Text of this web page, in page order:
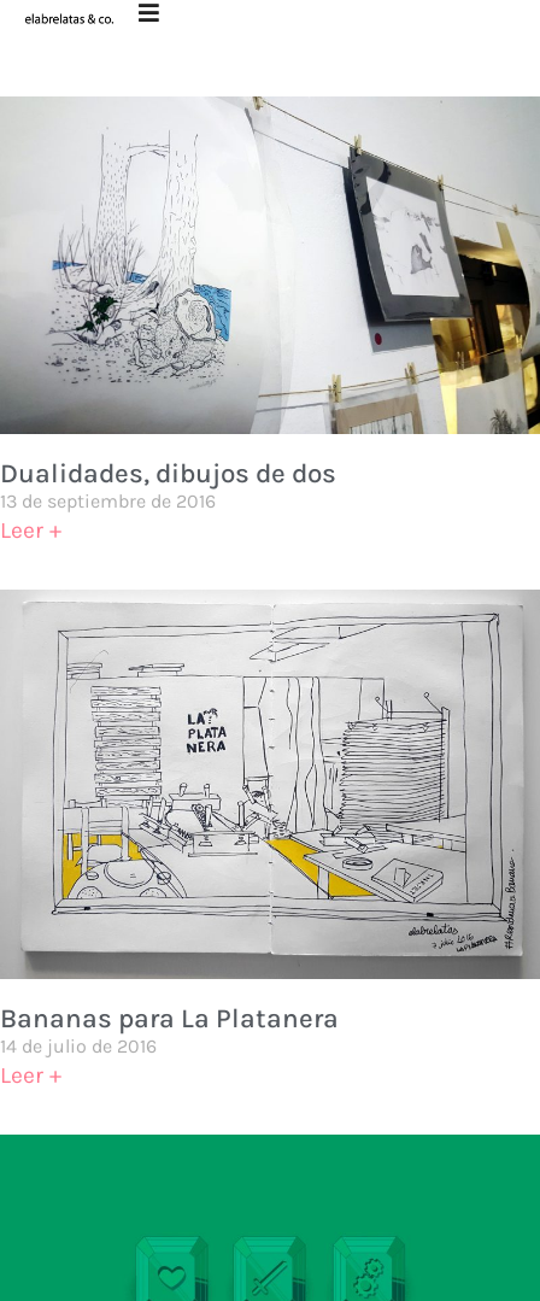
Dualidades, dibujos de dos
13 de septiembre de 2016
Leer +
Bananas para La Platanera
14 de julio de 2016
Leer +